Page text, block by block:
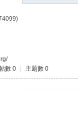
數 0 主題數 0